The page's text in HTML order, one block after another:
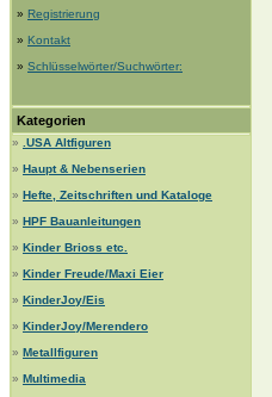
» Registrierung
» Kontakt
» Schlüsselwörter/Suchwörter:
Kategorien
»
.USA Altfiguren
» Haupt & Nebenserien
» Hefte, Zeitschriften und Kataloge
» HPF Bauanleitungen
» Kinder Brioss etc.
» Kinder Freude/Maxi Eier
» KinderJoy/Eis
» KinderJoy/Merendero
» Metallfiguren
» Multimedia